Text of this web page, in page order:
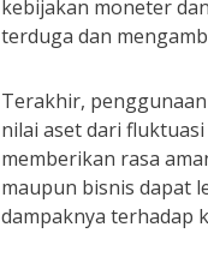
kebijakan moneter
terduga dan
Terakhir,
nilai aset dari
memberikan rasa
maupun bisnis dapat
dampaknya terhadap